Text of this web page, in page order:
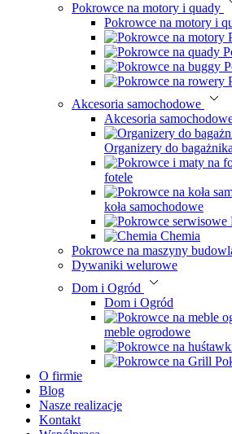
Pokrowce na motory i quady
Pokrowce na motory i
Akcesoria samochodowe
Akcesoria
Organizery do
fotele
koła samochodowe
Chemia
Pokrowce na maszyny
Dywaniki welurowe
Dom i Ogród
Dom i Ogród
meble ogrodowe
O firmie
Blog
Nasze realizacje
Kontakt